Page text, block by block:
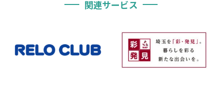
関連サービス